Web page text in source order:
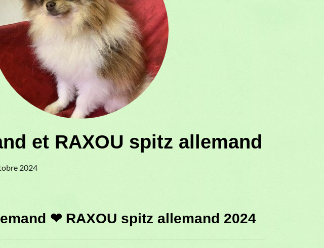
et RAXOU spitz allemand
2024
❤ RAXOU spitz allemand 2024